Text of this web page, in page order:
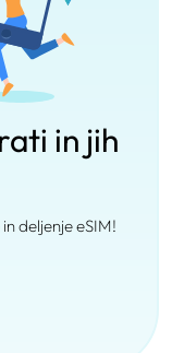
in jih
deljenje eSIM!